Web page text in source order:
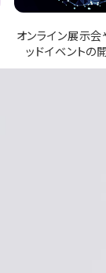
出展ブースの企画
営サポー